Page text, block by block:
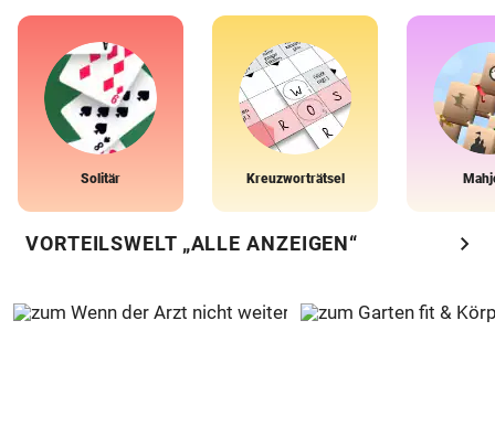
Solitär Kreuzworträtsel
VORTEILSWELT „ALLE ANZEIGEN“ chevron_right